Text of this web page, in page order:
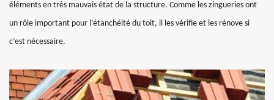
éléments en très mauvais état de la structure. Comme les zingueries ont
un rôle important pour l’étanchéité du toit, il les vérifie et les rénove si
c’est nécessaire.